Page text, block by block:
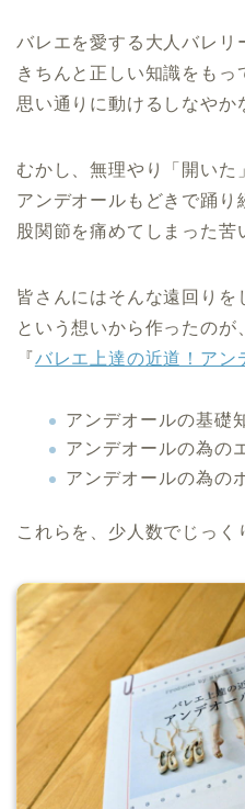
バレエを愛する大人バレリ
きちんと正しい知識をもっ
思い通りに動けるしなやか
むかし、無理やり「開いた
アンデオールもどきで踊り
股関節を痛めてしまった苦
皆さんにはそんな遠回りを
という想いから作ったのが、
『バレエ上達の近道！アン
アンデオールの基礎
アンデオールの為の
アンデオールの為の
これらを、少人数でじっく